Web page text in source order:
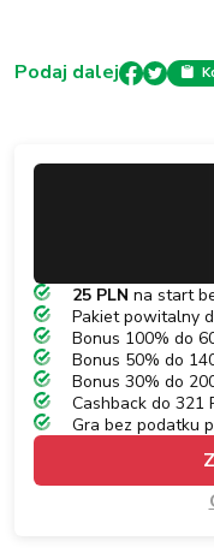
Podaj dalej
25 PLN na start
Pakiet powitalny
Bonus 100% do
Bonus 50% do
Bonus 30% do
Cashback do 321
Gra bez podatku